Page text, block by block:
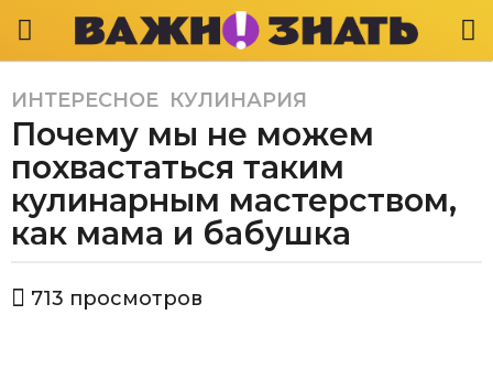
4
г
д
а
a
o
4
ИНТЕРЕСНОЕ ,КУЛИНАРИЯ
Почему мы не можем
похвастаться таким
кулинарным мастерством,
как мама и бабушка
в
713 просмотров